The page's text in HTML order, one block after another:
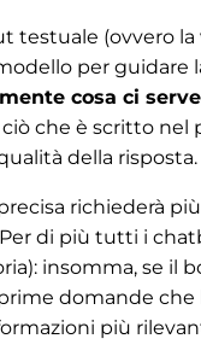
testuale (ovvero
per guidare
cosa ci
che è scritto
della risposta.
richiederà
di più tutti i
insomma, se il
domande che
più